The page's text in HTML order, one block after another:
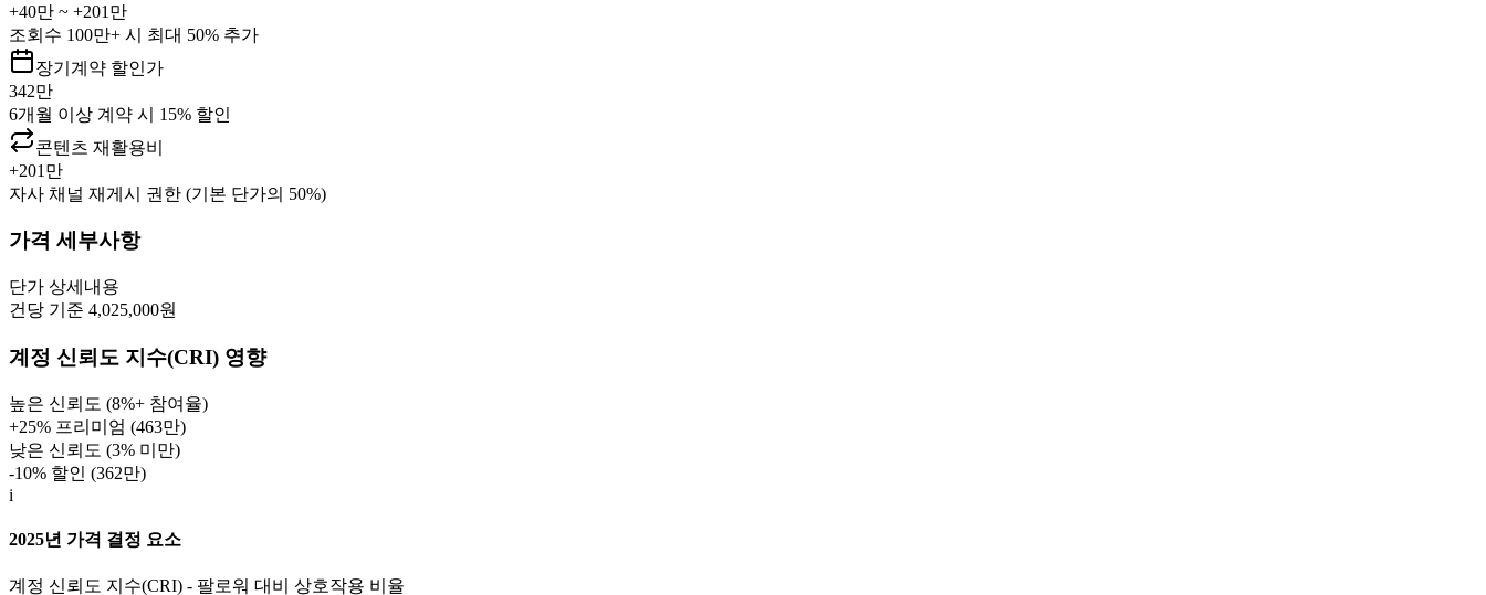
+40만 ~ +201만
조회수 100만+ 시 최대 50% 추가
장기계약 할인가
342만
6개월 이상 계약 시 15% 할인
콘텐츠 재활용비
+201만
자사 채널 재게시 권한 (기본 단가의 50%)
가격 세부사항
단가 상세내용
건당 기준 4,025,000원
계정 신뢰도 지수(CRI) 영향
높은 신뢰도 (8%+ 참여율)
+25% 프리미엄 (463만)
낮은 신뢰도 (3% 미만)
-10% 할인 (362만)
i
2025년 가격 결정 요소
계정 신뢰도 지수(CRI) - 팔로워 대비 상호작용 비율